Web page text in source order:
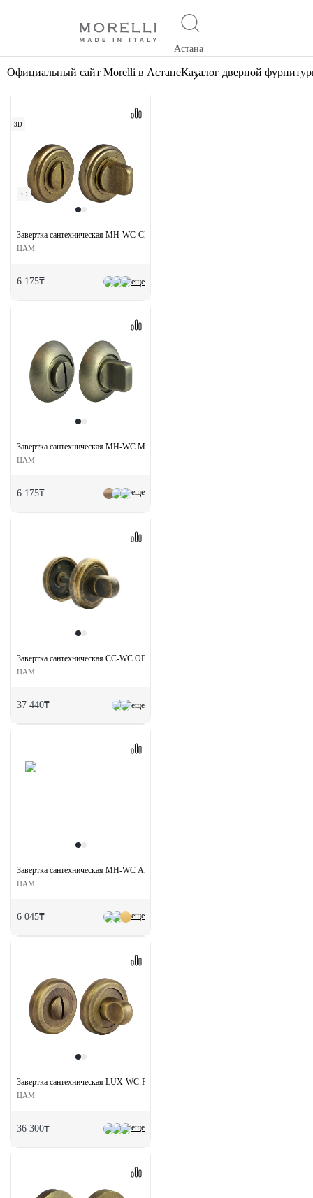
Астана
Официальный сайт Morelli в АстанеКаталог дверной
3D
3D
еще
Завертка сантехническая MH-WC-CLASSIC OMB на круглой розетке цвет старая
ЦАМ
6 175₸
еще
Завертка сантехническая MH-WC MAB на круглой розетке цвет матовая бронза
ЦАМ
6 175₸
еще
Завертка сантехническая CC-WC OBA на круглой розетке цвет античная бронза
ЦАМ
37 440₸
еще
Завертка сантехническая MH-WC AB на круглой розетке цвет античная бронза
ЦАМ
6 045₸
еще
Завертка сантехническая LUX-WC-R4 BGO на круглой розетке цвет матовая
ЦАМ
36 300₸